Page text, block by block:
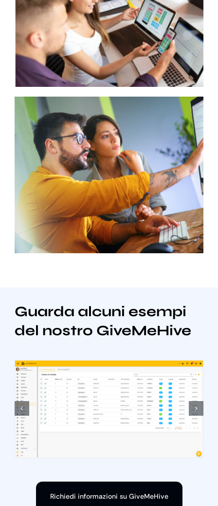
Guarda alcuni esempi
del nostro GiveMeHive
Richiedi informazioni su GiveMeHive